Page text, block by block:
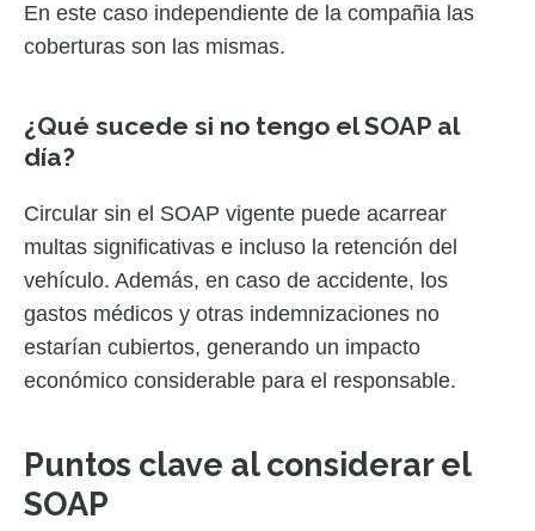
En este caso independiente de la compañia las
coberturas son las mismas.
¿Qué sucede si no tengo el SOAP al
día?
Circular sin el SOAP vigente puede acarrear
multas significativas e incluso la retención del
vehículo. Además, en caso de accidente, los
gastos médicos y otras indemnizaciones no
estarían cubiertos, generando un impacto
económico considerable para el responsable.
Puntos clave al considerar el
SOAP